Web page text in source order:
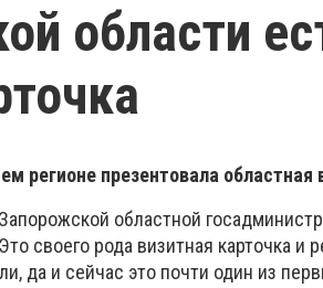
области
регионе презентовала областная
областной
своего рода визитная карточка и
да и сейчас это почти один из